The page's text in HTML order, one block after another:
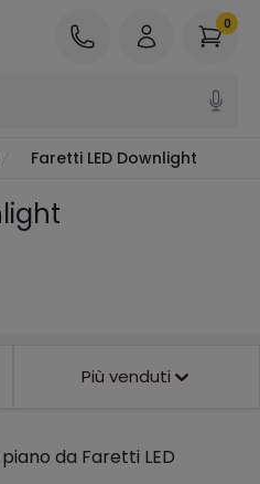
0
Faretti LED Downlight
Più venduti
da Faretti LED